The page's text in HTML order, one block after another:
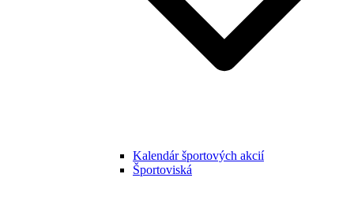
Kalendár športových akcií
Športoviská